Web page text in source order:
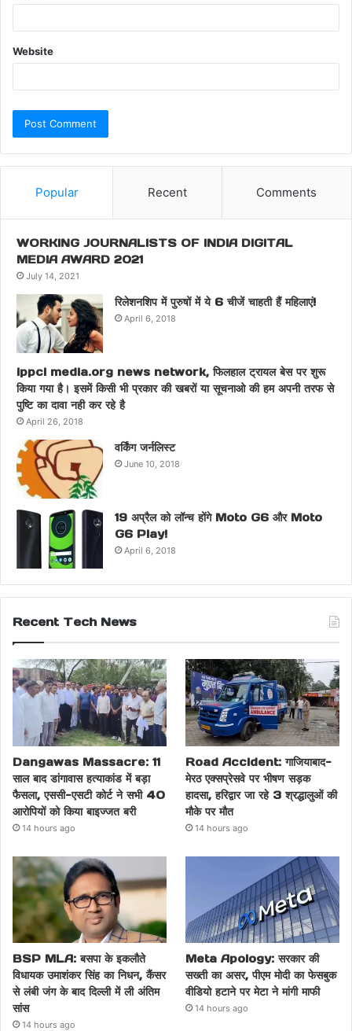
Website
Popular Recent Comments
WORKING JOURNALISTS OF INDIA DIGITAL
MEDIA AWARD 2021
July 14, 2021
रिलेशनशिप में पुरुषों में ये 6 चीजें चाहती हैं महिलाएं!
April 6, 2018
ippci media.org news network, फिलहाल ट्रायल बेस पर शुरू
किया गया है। इसमें किसी भी प्रकार की खबरों या सूचनाओ की हम अपनी तरफ से
पुष्टि का दावा नही कर रहे है
April 26, 2018
वर्किंग जर्नलिस्ट
June 10, 2018
19 अप्रैल को लॉन्च होंगे Moto G6 और Moto
G6 Play!
April 6, 2018
Recent Tech News
Dangawas Massacre: 11
साल बाद डांगावास हत्याकांड में बड़ा
फैसला, एससी-एसटी कोर्ट ने सभी 40
आरोपियों को किया बाइज्जत बरी
14 hours ago
Road Accident: गाजियाबाद-
मेरठ एक्सप्रेसवे पर भीषण सड़क
हादसा, हरिद्वार जा रहे 3 श्रद्धालुओं की
मौके पर मौत
14 hours ago
BSP MLA: बसपा के इकलौते
विधायक उमाशंकर सिंह का निधन, कैंसर
से लंबी जंग के बाद दिल्ली में ली अंतिम
सांस
14 hours ago
Meta Apology: सरकार की
सख्ती का असर, पीएम मोदी का फेसबुक
वीडियो हटाने पर मेटा ने मांगी माफी
14 hours ago